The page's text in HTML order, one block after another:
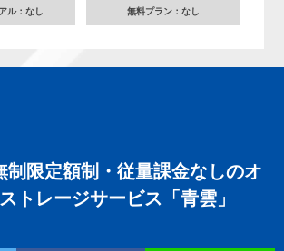
ル：なし 無料プラン：なし
制限定額制・従量課金なしのオ
トレージサービス「青雲」